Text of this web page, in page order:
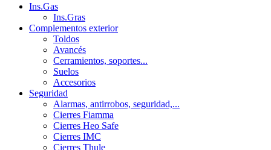
Ins.Gas
Ins.Gras
Complementos exterior
Toldos
Avancés
Cerramientos, soportes...
Suelos
Accesorios
Seguridad
Alarmas, antirrobos, seguridad,...
Cierres Fiamma
Cierres Heo Safe
Cierres IMC
Cierres Thule